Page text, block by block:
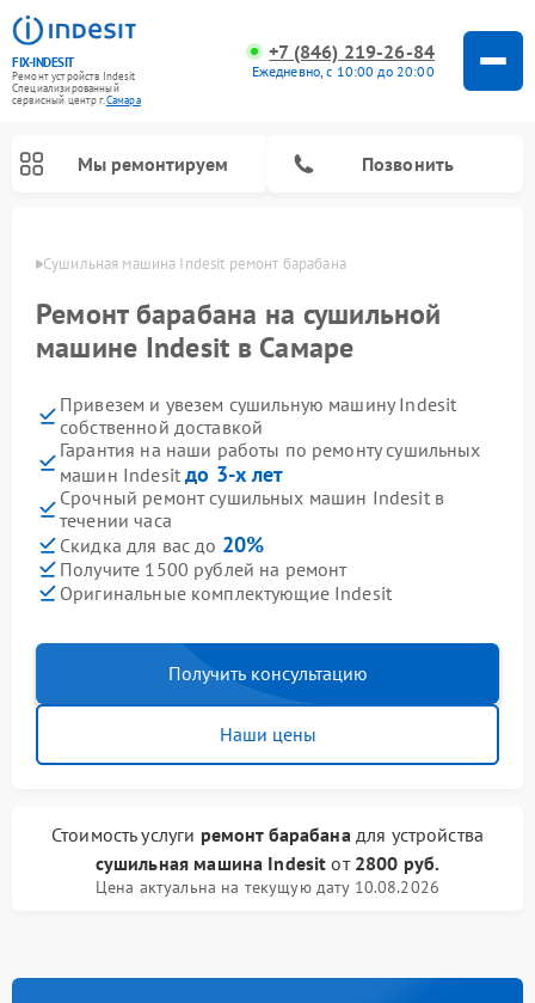
FIX-INDESIT
Ремонт устройств Indesit
Специализированный
cервисный центр г.Самара
+7 (846) 219-26-84
Ежедневно, с 10:00 до 20:00
Мы ремонтируем Позвонить
Сушильная машина Indesit ремонт барабана
Ремонт барабана на сушильной
машине Indesit в Самаре
Привезем и увезем сушильную машину Indesit
собственной доставкой
Гарантия на наши работы по ремонту сушильных
машин Indesitдо 3-х лет
Срочный ремонт сушильных машин Indesit в
течении часа
Скидка для вас до 20%
Получите 1500 рублей на ремонт
Оригинальные комплектующие Indesit
Получить консультацию
Наши цены
Стоимость услуги ремонт барабанадля устройства
сушильная машина Indesit от 2800 руб.
Цена актуальна на текущую дату 10.08.2026